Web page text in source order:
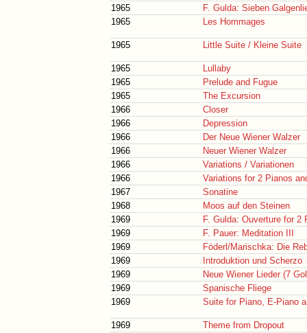
1965
F. Gulda: Sieben
1965
Les Hommages
1965 Little Suite / Kleine Suite
1965
Lullaby
1965
Prelude and Fugue
1965
The Excursion
1966
Closer
1966
Depression
1966
Der Neue Wiener Walzer
1966
Neuer Wiener Walzer
1966
Variations / Variationen
1966
Variations for 2 Pianos
1967
Sonatine
1968
Moos auf den Steinen
1969
F. Gulda: Ouverture for 2
1969
F. Pauer: Meditation III
1969
Föderl/Marischka: Die
1969
Introduktion und Scherzo
1969
Neue Wiener Lieder (7
1969
Spanische Fliege
1969
Suite for Piano, E-Piano
1969
Theme from Dropout